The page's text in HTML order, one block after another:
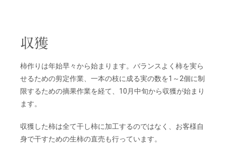
収獲
柿作りは年始早々から始まります。バランスよく柿を実ら
せるための剪定作業、一本の枝に成る実の数を1～2個に制
限するための摘果作業を経て、10月中旬から収獲が始まり
ます。
収獲した柿は全て干し柿に加工するのではなく、お客様自
身で干すための生柿の直売も行っています。